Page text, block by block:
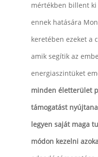
mértékben billent ki
ennek hatására
keretében ezeket a
amik segítik az
energiaszintüket
minden életterület
támogatást
legyen saját maga
módon kezelni